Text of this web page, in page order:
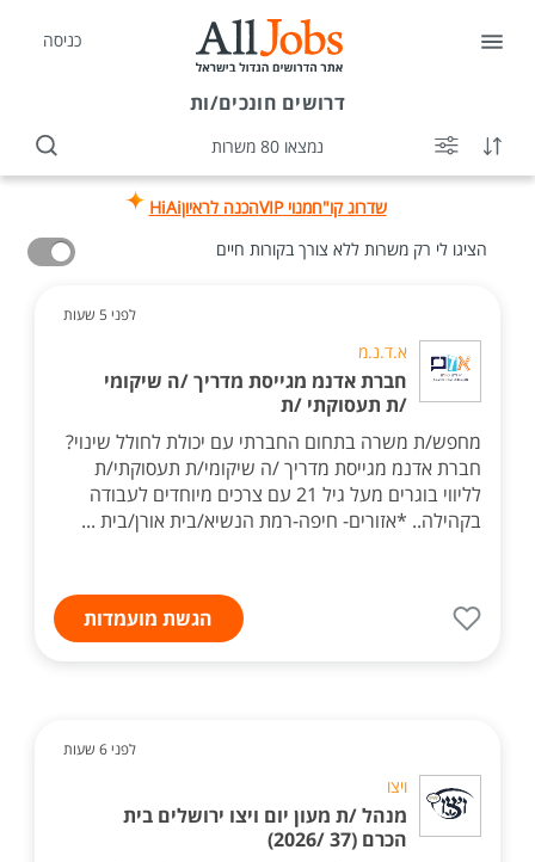
כניסה
דרושים חונכים/ות
נמצאו 80 משרות
שדרוג קו"חמנוי VIP הכנה לראיוןHiAi
הציגו לי רק משרות ללא צורך בקורות חיים
לפני 5 שעות
א.ד.נ.מ
חברת אדנמ מגייסת מדריך /ה שיקומי
/ת תעסוקתי /ת
מחפש/ת משרה בתחום החברתי עם יכולת לחולל שינוי?
חברת אדנמ מגייסת מדריך /ה שיקומי/ת תעסוקתי/ת
לליווי בוגרים מעל גיל 21 עם צרכים מיוחדים לעבודה
בקהילה.. *אזורים- חיפה-רמת הנשיא/בית אורן/בית ...
הגשת מועמדות
לפני 6 שעות
ויצו
מנהל /ת מעון יום ויצו ירושלים בית
הכרם (37 /2026)